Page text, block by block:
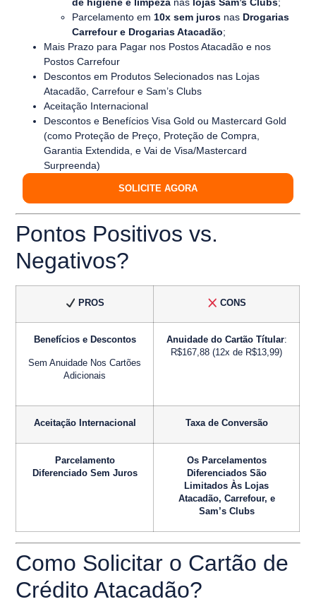
Parcelamento em 10x sem juros nas Drogarias
Carrefour e Drogarias Atacadão;
Mais Prazo para Pagar nos Postos Atacadão e nos
Postos Carrefour
Descontos em Produtos Selecionados nas Lojas
Atacadão, Carrefour e Sam’s Clubs
Aceitação Internacional
Descontos e Benefícios Visa Gold ou Mastercard Gold
(como Proteção de Preço, Proteção de Compra,
Garantia Extendida, e Vai de Visa/Mastercard
Surpreenda)
SOLICITE AGORA
Pontos Positivos vs.
Negativos?
PROS CONS
Benefícios e Descontos
Sem Anuidade Nos Cartões
Adicionais
Anuidade do Cartão Títular:
R$167,88 (12x de R$13,99)
Aceitação Internacional Taxa de Conversão
Parcelamento
Diferenciado Sem Juros
Os Parcelamentos
Diferenciados São
Limitados Às Lojas
Atacadão, Carrefour, e
Sam’s Clubs
Como Solicitar o Cartão de
Crédito Atacadão?